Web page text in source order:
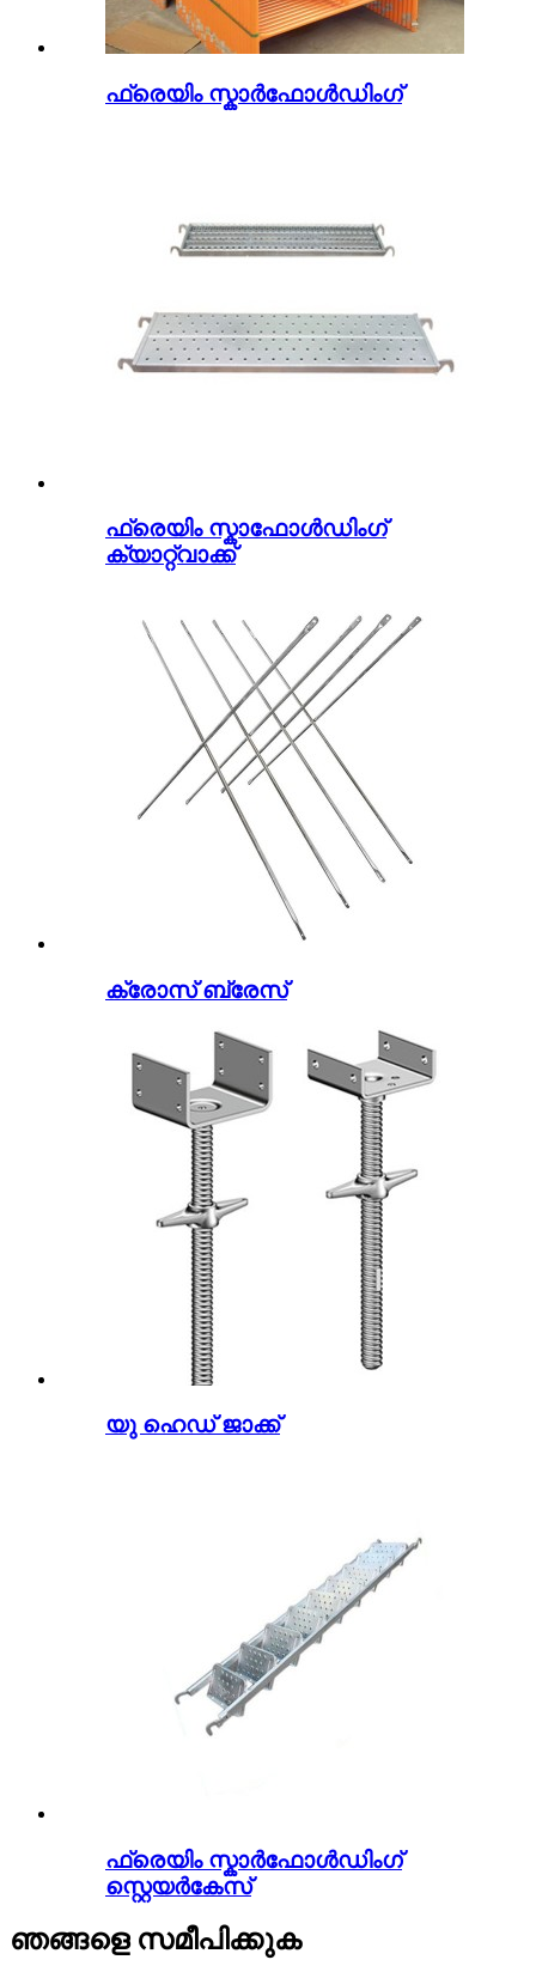
ഫ്രെയിം സ്കാർഫോൾഡിംഗ്
ഫ്രെയിം സ്കാഫോൾഡിംഗ്
ക്യാറ്റ്വാക്ക്
ക്രോസ് ബ്രേസ്
യു ഹെഡ് ജാക്ക്
ഫ്രെയിം സ്കാർഫോൾഡിംഗ്
സ്റ്റെയർകേസ്
ഞങ്ങളെ സമീപിക്കുക